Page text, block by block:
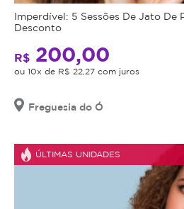
Imperdível: 5 Sessões De Jato De
Desconto
R$ 200,00
ou 10x de R$ 22,27 com juros
Freguesia do Ó
ÚLTIMAS UNIDADES